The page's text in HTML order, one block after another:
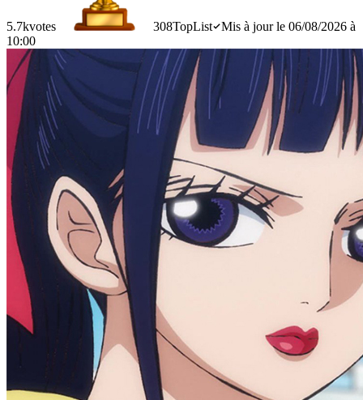
5.7kvotes 308TopList
Mis à jour le 06/08/2026 à
10:00